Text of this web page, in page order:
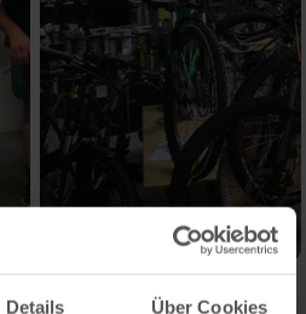
Details Über Cookies